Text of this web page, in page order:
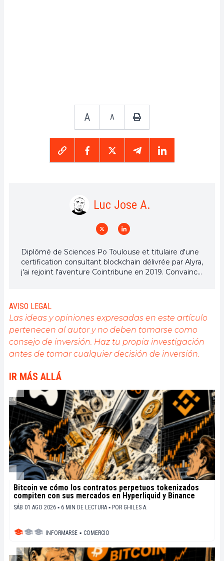
A A
Luc Jose A.
Diplômé de Sciences Po Toulouse et titulaire d'une
certification consultant blockchain délivrée par Alyra,
j'ai rejoint l'aventure Cointribune en 2019. Convaincu
l'engagement de sensibiliser et d'informer le grand
public sur cet écosystème en constante évolution.
Mon objectif est de permettre à chacun de mieux
comprendre la blockchain et de saisir les
opportunités qu'elle offre. Je m'efforce chaque jour
de fournir une analyse objective de l'actualité, de
dernières innovations technologiques et de mettre
en perspective les enjeux économiques et
sociétaux de cette révolution en marche.
AVISO LEGAL
Las ideas y opiniones expresadas en este artículo
pertenecen al autor y no deben tomarse como
consejo de inversión. Haz tu propia investigación
antes de tomar cualquier decisión de inversión.
IR MÁS ALLÁ
Bitcoin ve cómo los contratos perpetuos tokenizados
compiten con sus mercados en Hyperliquid y Binance
SÁB 01 AGO 2026 ▪ 6 MIN DE LECTURA ▪ POR GHILES A.
INFORMARSE ▪ COMERCIO